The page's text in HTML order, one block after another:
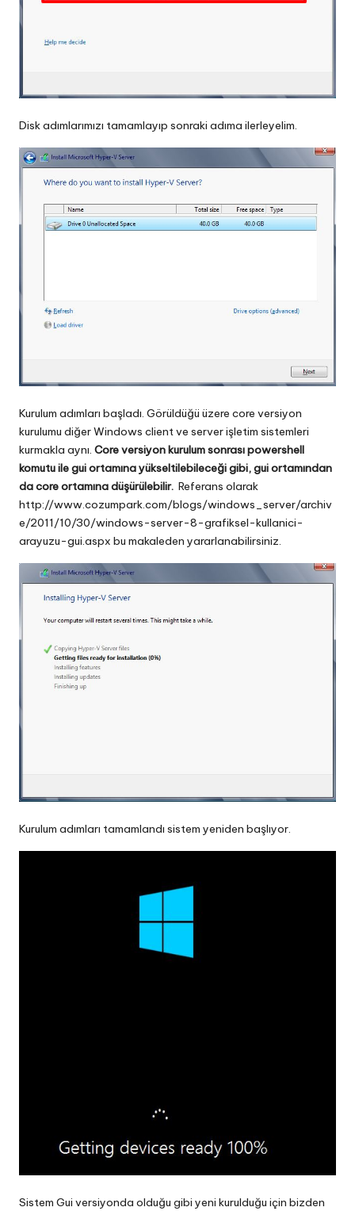
Disk adımlarımızı tamamlayıp sonraki adıma ilerleyelim.
Kurulum adımları başladı. Görüldüğü üzere core versiyon
kurulumu diğer Windows client ve server işletim sistemleri
kurmakla aynı. Core versiyon kurulum sonrası powershell
komutu ile gui ortamına yükseltilebileceği gibi, gui ortamından
da core ortamına düşürülebilir. Referans olarak
http://www.cozumpark.com/blogs/windows_server/archiv
e/2011/10/30/windows-server-8-grafiksel-kullanici-
arayuzu-gui.aspx bu makaleden yararlanabilirsiniz.
Kurulum adımları tamamlandı sistem yeniden başlıyor.
Sistem Gui versiyonda olduğu gibi yeni kurulduğu için bizden